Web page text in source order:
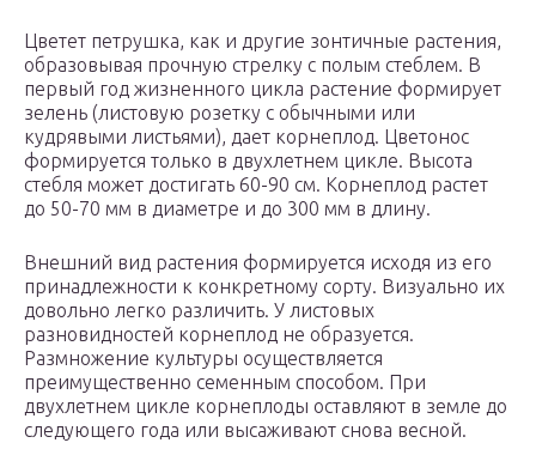
Цветет петрушка, как и другие зонтичные растения,
образовывая прочную стрелку с полым стеблем. В
первый год жизненного цикла растение формирует
зелень (листовую розетку с обычными или
кудрявыми листьями), дает корнеплод. Цветонос
формируется только в двухлетнем цикле. Высота
стебля может достигать 60-90 см. Корнеплод растет
до 50-70 мм в диаметре и до 300 мм в длину.
Внешний вид растения формируется исходя из его
принадлежности к конкретному сорту. Визуально их
довольно легко различить. У листовых
разновидностей корнеплод не образуется.
Размножение культуры осуществляется
преимущественно семенным способом. При
двухлетнем цикле корнеплоды оставляют в земле до
следующего года или высаживают снова весной.